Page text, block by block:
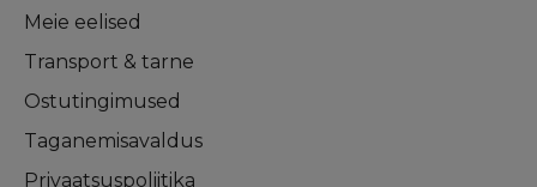
Meie eelised
Transport & tarne
Ostutingimused
Taganemisavaldus
Privaatsuspoliitika